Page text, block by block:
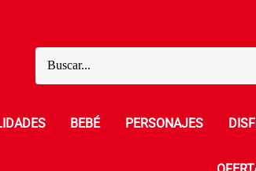
BEBÉ PERSONAJES